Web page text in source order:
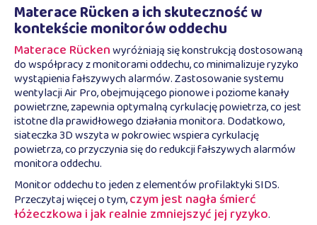
Materace Rücken a ich skuteczność w
kontekście monitorów oddechu
Materace Rückenwyróżniają się konstrukcją dostosowaną
do współpracy z monitorami oddechu, co minimalizuje ryzyko
wystąpienia fałszywych alarmów. Zastosowanie systemu
wentylacji Air Pro, obejmującego pionowe i poziome kanały
powietrzne, zapewnia optymalną cyrkulację powietrza, co jest
istotne dla prawidłowego działania monitora. Dodatkowo,
siateczka 3D wszyta w pokrowiec wspiera cyrkulację
powietrza, co przyczynia się do redukcji fałszywych alarmów
monitora oddechu.
Monitor oddechu to jeden z elementów profilaktyki SIDS.
Przeczytaj więcej o tym,czym jest nagła śmierć
łóżeczkowa i jak realnie zmniejszyć jej ryzyko.